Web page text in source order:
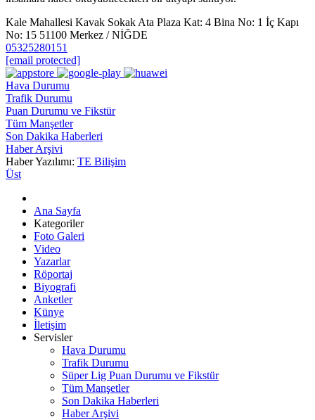
Kale Mahallesi Kavak Sokak Ata Plaza Kat: 4 Bina No: 1 İç Kapı
No: 15 51100 Merkez / NİĞDE
05325280151
[email protected]
Hava Durumu
Trafik Durumu
Puan Durumu ve Fikstür
Tüm Manşetler
Son Dakika Haberleri
Haber Arşivi
Haber Yazılımı: TE Bilişim
Üst
Ana Sayfa
Kategoriler
Foto Galeri
Video
Yazarlar
Röportaj
Biyografi
Anketler
Künye
İletişim
Servisler
Hava Durumu
Trafik Durumu
Süper Lig Puan Durumu ve Fikstür
Tüm Manşetler
Son Dakika Haberleri
Haber Arşivi